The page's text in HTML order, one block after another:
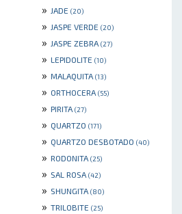
» JADE (20)
» JASPE VERDE (20)
» JASPE ZEBRA (27)
» LEPIDOLITE (10)
» MALAQUITA (13)
» ORTHOCERA (55)
» PIRITA (27)
» QUARTZO (171)
» QUARTZO DESBOTADO (40)
» RODONITA (25)
» SAL ROSA (42)
» SHUNGITA (80)
» TRILOBITE (25)